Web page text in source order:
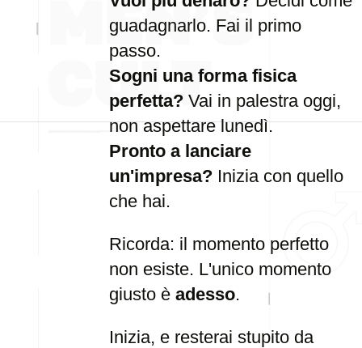
guadagnarlo. Fai il primo
passo.
Sogni una forma fisica
perfetta? Vai in palestra oggi,
non aspettare lunedì.
Pronto a lanciare
un'impresa? Inizia con quello
che hai.
Ricorda: il momento perfetto
non esiste. L'unico momento
giusto è adesso.
Inizia, e resterai stupito da